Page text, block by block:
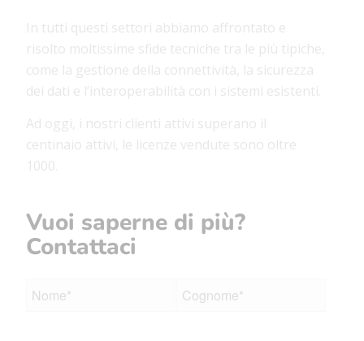
In tutti questi settori abbiamo affrontato e
risolto moltissime sfide tecniche tra le più tipiche,
come la gestione della connettività, la sicurezza
dei dati e l’interoperabilità con i sistemi esistenti.
Ad oggi, i nostri clienti attivi superano il
centinaio attivi, le licenze vendute sono oltre
1000.
Vuoi saperne di più?
Contattaci